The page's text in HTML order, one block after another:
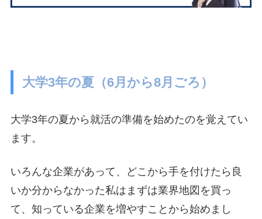
大学3年の夏（6月から8月ごろ）
大学3年の夏から就活の準備を始めたのを覚えてい
ます。
いろんな企業があって、どこから手を付けたら良
いか分からなかった私はまずは業界地図を買っ
て、知っている企業を増やすことから始めまし